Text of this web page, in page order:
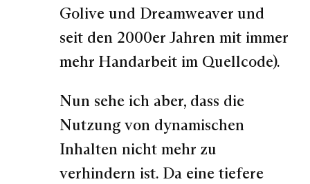
Golive und Dreamweaver und
seit den 2000er Jahren mit immer
mehr Handarbeit im Quellcode).
Nun sehe ich aber, dass die
Nutzung von dynamischen
Inhalten nicht mehr zu
verhindern ist. Da eine tiefere